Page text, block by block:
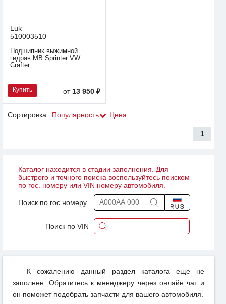
Luk
510003510
Подшипник выжимной
гидрав MB Sprinter VW
Crafter
Купить от 13 950 ₽
Сортировка: Популярность Цена
1
Каталог находится в стадии заполнения. Для
быстрого и точного поиска воспользуйтесь поиском
по гос. номеру или VIN номеру автомобиля.
Поиск по гос.номеру
Поиск по VIN
К сожалению данный раздел каталога еще не
заполнен. Обратитесь к менеджеру через онлайн чат и
он поможет подобрать запчасти для вашего автомобиля.